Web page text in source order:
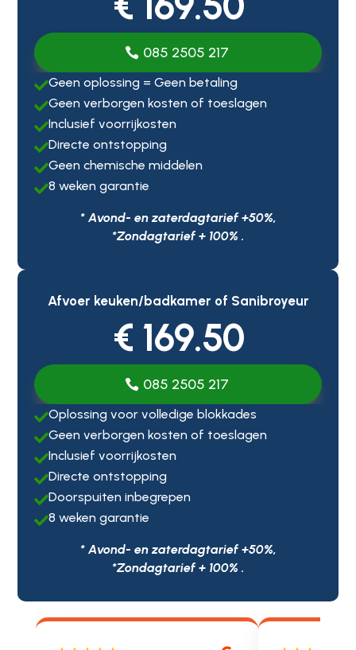
085 2505 217
Geen oplossing = Geen betaling
Geen verborgen kosten of toeslagen
Inclusief voorrijkosten
Directe ontstopping
Geen chemische middelen
8 weken garantie
* Avond- en zaterdagtarief +50%,
*Zondagtarief + 100% .
Afvoer keuken/badkamer of Sanibroyeur
€ 169.50
085 2505 217
Oplossing voor volledige blokkades
Geen verborgen kosten of toeslagen
Inclusief voorrijkosten
Directe ontstopping
Doorspuiten inbegrepen
8 weken garantie
* Avond- en zaterdagtarief +50%,
*Zondagtarief + 100% .